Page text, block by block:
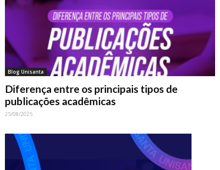
Blog Unisanta
Diferença entre os principais tipos de
publicações acadêmicas
25/08/2025